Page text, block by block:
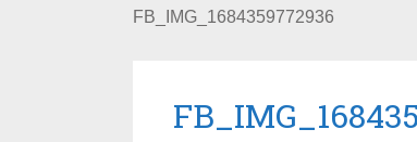
FB_IMG_1684359772936